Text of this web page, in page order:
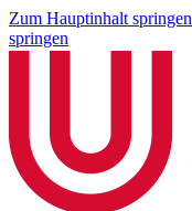
Zum Hauptinhalt springen
springen